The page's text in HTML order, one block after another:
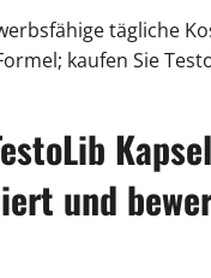
tägliche
kaufen Sie
und